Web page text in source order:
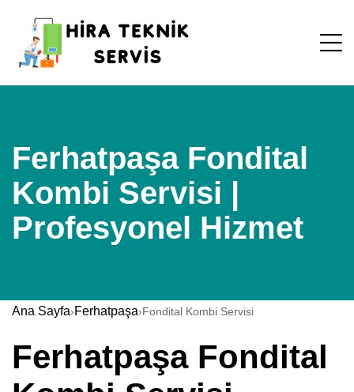
Ferhatpaşa Fondital
Kombi Servisi |
Profesyonel Hizmet
Ana Sayfa›Ferhatpaşa›Fondital Kombi Servisi
Ferhatpaşa Fondital